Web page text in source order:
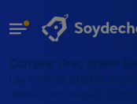
Comprar Oreo Shake
Las mejores ofertas de
últimos chollos para